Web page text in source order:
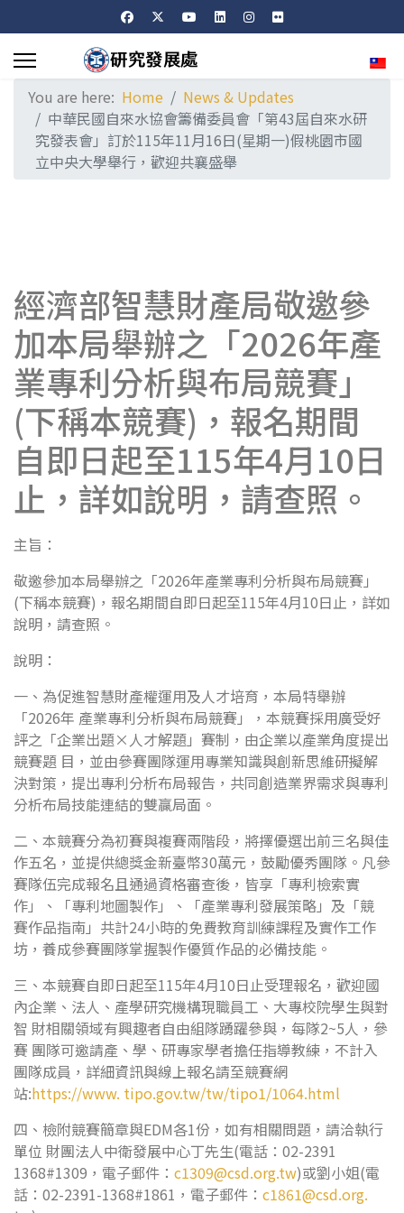
You are here: Home
News & Updates
中華民國自來水協會籌備委員會「第43屆自來水研
究發表會」訂於115年11月16日(星期一)假桃園市國
立中央大學舉行，歡迎共襄盛舉
經濟部智慧財產局敬邀參
加本局舉辦之「2026年產
業專利分析與布局競賽」
(下稱本競賽)，報名期間
自即日起至115年4月10日
止，詳如說明，請查照。
主旨：
敬邀參加本局舉辦之「2026年產業專利分析與布局競賽」
(下稱本競賽)，報名期間自即日起至115年4月10日止，詳如
說明，請查照。
說明：
一、為促進智慧財產權運用及人才培育，本局特舉辦
「2026年 產業專利分析與布局競賽」，本競賽採用廣受好
評之「企業出題×人才解題」賽制，由企業以產業角度提出
競賽題 目，並由參賽團隊運用專業知識與創新思維研擬解
決對策，提出專利分析布局報告，共同創造業界需求與專利
分析布局技能連結的雙贏局面。
二、本競賽分為初賽與複賽兩階段，將擇優選出前三名與佳
作五名，並提供總獎金新臺幣30萬元，鼓勵優秀團隊。凡參
賽隊伍完成報名且通過資格審查後，皆享「專利檢索實
作」、「專利地圖製作」、「產業專利發展策略」及「競
賽作品指南」共計24小時的免費教育訓練課程及實作工作
坊，養成參賽團隊掌握製作優質作品的必備技能。
三、本競賽自即日起至115年4月10日止受理報名，歡迎國
內企業、法人、產學研究機構現職員工、大專校院學生與對
智 財相關領域有興趣者自由組隊踴躍參與，每隊2~5人，參
賽 團隊可邀請產、學、研專家學者擔任指導教練，不計入
團隊成員，詳細資訊與線上報名請至競賽網
站:https://www. tipo.gov.tw/tw/tipo1/1064.html
四、檢附競賽簡章與EDM各1份，如有相關問題，請洽執行
單位 財團法人中衛發展中心丁先生(電話：02-2391
1368#1309，電子郵件： c1309@csd.org.tw)或劉小姐(電
話：02-2391-1368#1861，電子郵件： c1861@csd.org.